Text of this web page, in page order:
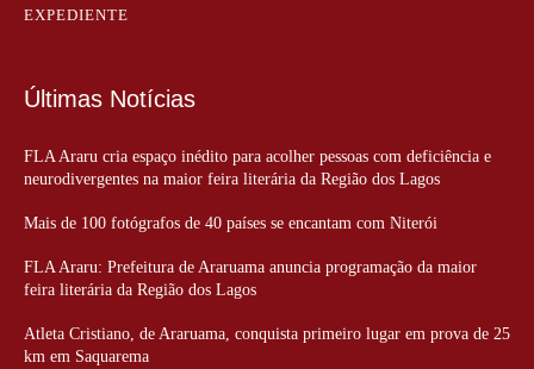
EXPEDIENTE
Últimas Notícias
FLA Araru cria espaço inédito para acolher pessoas com deficiência e
neurodivergentes na maior feira literária da Região dos Lagos
Mais de 100 fotógrafos de 40 países se encantam com Niterói
FLA Araru: Prefeitura de Araruama anuncia programação da maior
feira literária da Região dos Lagos
Atleta Cristiano, de Araruama, conquista primeiro lugar em prova de 25
km em Saquarema